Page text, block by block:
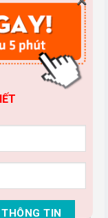
30 căn/sàn.
là văn phòng,